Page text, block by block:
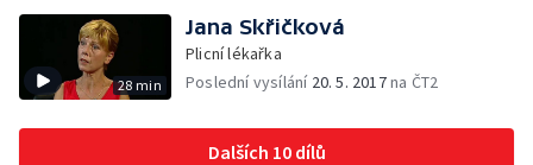
28 min
Jana Skřičková
Plicní lékařka
Poslední vysílání 20. 5. 2017na ČT2
Dalších 10 dílů